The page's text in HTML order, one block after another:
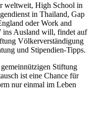
weltweit, High School in
in Thailand, Gap
oder Work and
ins Ausland will, findet auf
Völkerverständigung
und Stipendien-Tipps.
Stiftung
ist eine Chance für
nur einmal im Leben